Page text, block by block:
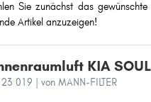
Sie zunächst das gewünschte
Artikel anzuzeigen!
KIA SOUL
019 | von MANN-FILTER